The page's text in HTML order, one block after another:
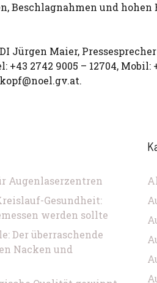
Beschlagnahmen und hohen
Jürgen Maier,
+43 2742 9005 – 12704, Mobil:
.
Augenlaserzentren
Gesundheit:
werden sollte
Der überraschende
Nacken und